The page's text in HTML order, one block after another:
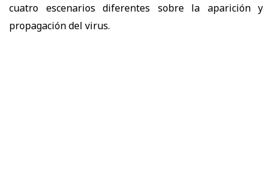
cuatro escenarios diferentes sobre la aparición y
propagación del virus.